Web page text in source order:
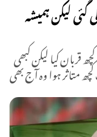
لیکن ہمیشہ
قربان کیا لیکن کبھی
متاثر ہوا وہ آج بھی